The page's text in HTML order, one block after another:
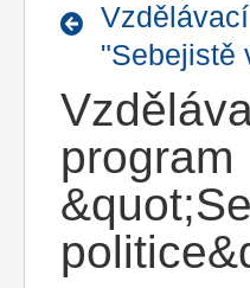
"Sebejistě
program